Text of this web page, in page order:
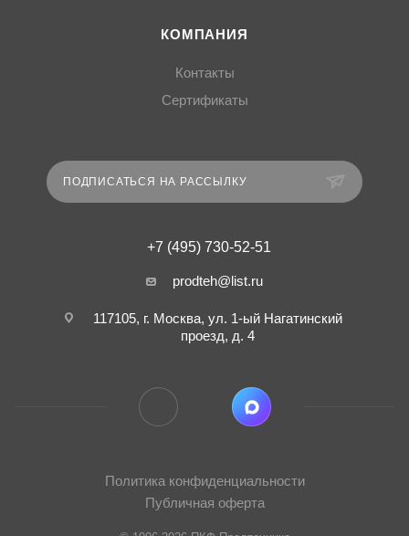
КОМПАНИЯ
Контакты
Сертификаты
ПОДПИСАТЬСЯ НА РАССЫЛКУ
+7 (495) 730-52-51
prodteh@list.ru
117105, г. Москва, ул. 1-ый Нагатинский
проезд, д. 4
Политика конфиденциальности
Публичная оферта